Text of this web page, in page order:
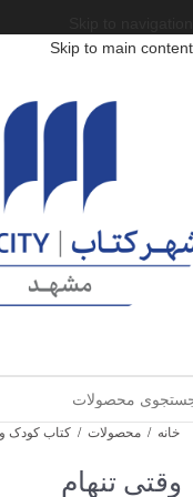
Skip to main content
خانه / محصولات / کتاب کودک
وقتی تنهام